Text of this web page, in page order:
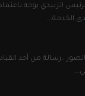
الرئيس
من أحد القيادات